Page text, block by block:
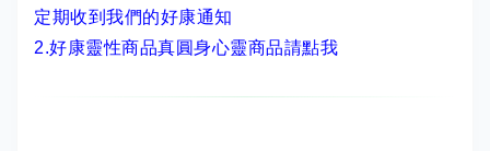
定期收到我們的好康通知
2.好康靈性商品真圓身心靈商品請點我